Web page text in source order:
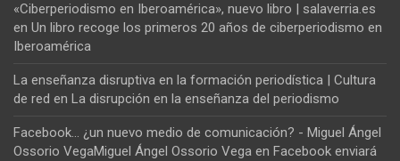
«Ciberperiodismo en Iberoamérica», nuevo libro | salaverria.es
en Un libro recoge los primeros 20 años de ciberperiodismo en
Iberoamérica
La enseñanza disruptiva en la formación periodística | Cultura
de red en La disrupción en la enseñanza del periodismo
Facebook... ¿un nuevo medio de comunicación? - Miguel Ángel
Ossorio VegaMiguel Ángel Ossorio Vega en Facebook enviará